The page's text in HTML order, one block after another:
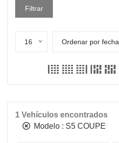
Filtrar
16 Ordenar por fecha
1 Vehículos encontrados
Modelo : S5 COUPE